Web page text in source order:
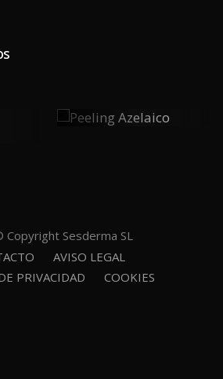
Peeling
Sesderma SL
AVISO LEGAL
PRIVACIDAD
COOKIES